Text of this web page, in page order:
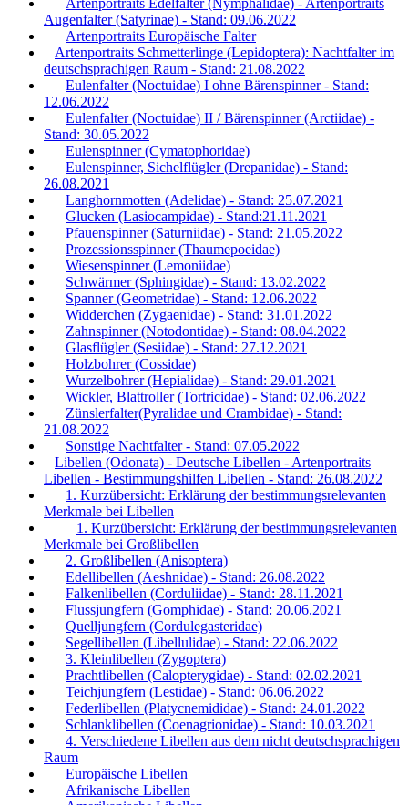
Artenportraits Edelfalter (Nymphalidae) - Artenportraits
Augenfalter (Satyrinae) - Stand: 09.06.2022
Artenportraits Europäische Falter
Artenportraits Schmetterlinge (Lepidoptera): Nachtfalter im
deutschsprachigen Raum - Stand: 21.08.2022
Eulenfalter (Noctuidae) I ohne Bärenspinner - Stand:
12.06.2022
Eulenfalter (Noctuidae) II / Bärenspinner (Arctiidae) -
Stand: 30.05.2022
Eulenspinner (Cymatophoridae)
Eulenspinner, Sichelflügler (Drepanidae) - Stand:
26.08.2021
Langhornmotten (Adelidae) - Stand: 25.07.2021
Glucken (Lasiocampidae) - Stand:21.11.2021
Pfauenspinner (Saturniidae) - Stand: 21.05.2022
Prozessionsspinner (Thaumepoeidae)
Wiesenspinner (Lemoniidae)
Schwärmer (Sphingidae) - Stand: 13.02.2022
Spanner (Geometridae) - Stand: 12.06.2022
Widderchen (Zygaenidae) - Stand: 31.01.2022
Zahnspinner (Notodontidae) - Stand: 08.04.2022
Glasflügler (Sesiidae) - Stand: 27.12.2021
Holzbohrer (Cossidae)
Wurzelbohrer (Hepialidae) - Stand: 29.01.2021
Wickler, Blattroller (Tortricidae) - Stand: 02.06.2022
Zünslerfalter(Pyralidae und Crambidae) - Stand:
21.08.2022
Sonstige Nachtfalter - Stand: 07.05.2022
Libellen (Odonata) - Deutsche Libellen - Artenportraits
Libellen - Bestimmungshilfen Libellen - Stand: 26.08.2022
1. Kurzübersicht: Erklärung der bestimmungsrelevanten
Merkmale bei Libellen
1. Kurzübersicht: Erklärung der bestimmungsrelevanten
Merkmale bei Großlibellen
2. Großlibellen (Anisoptera)
Edellibellen (Aeshnidae) - Stand: 26.08.2022
Falkenlibellen (Corduliidae) - Stand: 28.11.2021
Flussjungfern (Gomphidae) - Stand: 20.06.2021
Quelljungfern (Cordulegasteridae)
Segellibellen (Libellulidae) - Stand: 22.06.2022
3. Kleinlibellen (Zygoptera)
Prachtlibellen (Calopterygidae) - Stand: 02.02.2021
Teichjungfern (Lestidae) - Stand: 06.06.2022
Federlibellen (Platycnemididae) - Stand: 24.01.2022
Schlanklibellen (Coenagrionidae) - Stand: 10.03.2021
4. Verschiedene Libellen aus dem nicht deutschsprachigen
Raum
Europäische Libellen
Afrikanische Libellen